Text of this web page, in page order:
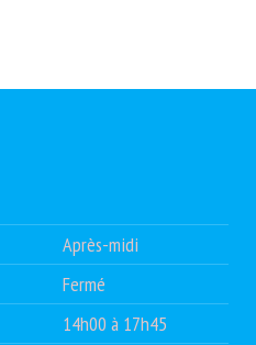
Après-midi
Fermé
14h00 à 17h45